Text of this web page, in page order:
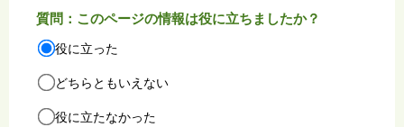
質問：このページの情報は役に立ちましたか？
役に立った
どちらともいえない
役に立たなかった